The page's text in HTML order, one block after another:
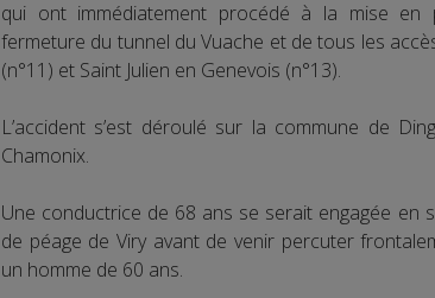
qui ont immédiatement procédé à la mise en
fermeture du tunnel du Vuache et de tous les
(n°11) et Saint Julien en Genevois (n°13).
L’accident s’est déroulé sur la commune de
Chamonix.
Une conductrice de 68 ans se serait engagée en
de péage de Viry avant de venir percuter
un homme de 60 ans.